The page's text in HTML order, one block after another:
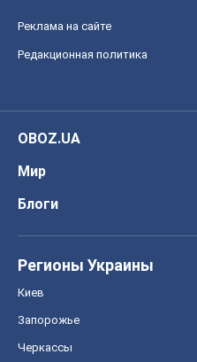
Реклама на сайте
Редакционная политика
OBOZ.UA
Мир
Блоги
Регионы Украины
Киев
Запорожье
Черкассы